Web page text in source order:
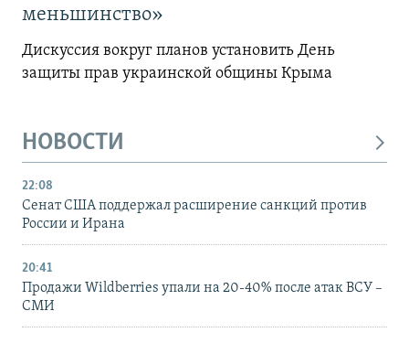
меньшинство»
Дискуссия вокруг планов установить День
защиты прав украинской общины Крыма
НОВОСТИ
22:08
Сенат США поддержал расширение санкций против
России и Ирана
20:41
Продажи Wildberries упали на 20-40% после атак ВСУ –
СМИ